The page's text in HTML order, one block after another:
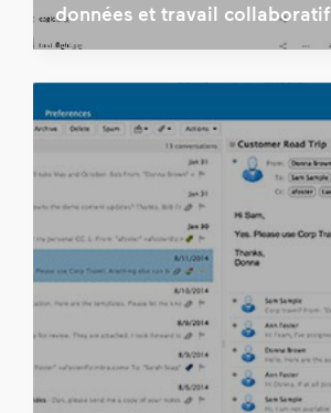
données et travail collaboratif